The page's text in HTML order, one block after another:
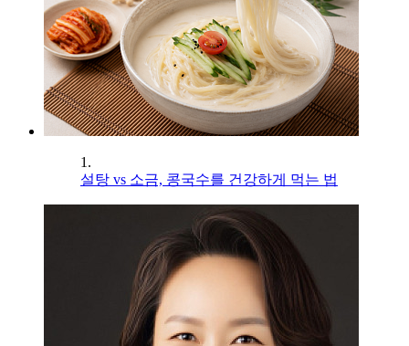
1.
설탕 vs 소금, 콩국수를 건강하게 먹는 법